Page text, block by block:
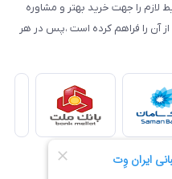
را جهت خرید بهتر و مشاوره
آن را فراهم کرده است ،پس در هر